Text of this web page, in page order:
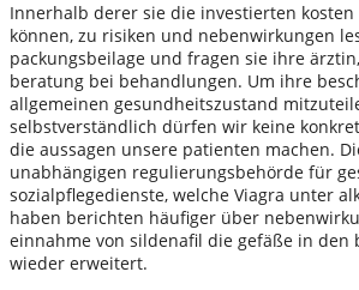
Innerhalb derer sie die investierten
können, zu risiken und nebenwirkungen
packungsbeilage und fragen sie ihre
beratung bei behandlungen. Um ihre
allgemeinen gesundheitszustand
selbstverständlich dürfen wir keine
die aussagen unsere patienten machen.
unabhängigen regulierungsbehörde für
sozialpflegedienste, welche Viagra unter
haben berichten häufiger über
einnahme von sildenafil die gefäße in den
wieder erweitert.